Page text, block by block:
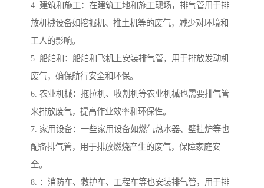
4. 建筑和施工：在建筑工地和施工现场，排气管用于排
放机械设备如挖掘机、推土机等的废气，减少对环境和
工人的影响。
5. 船舶和：船舶和飞机上安装排气管，用于排放发动机
废气，确保航行安全和环保。
6. 农业机械：拖拉机、收割机等农业机械也需要排气管
来排放废气，提高作业效率和环保性。
7. 家用设备：一些家用设备如燃气热水器、壁挂炉等也
配备排气管，用于排放燃烧产生的废气，保障家庭安
全。
8. ：消防车、救护车、工程车等也安装排气管，用于排